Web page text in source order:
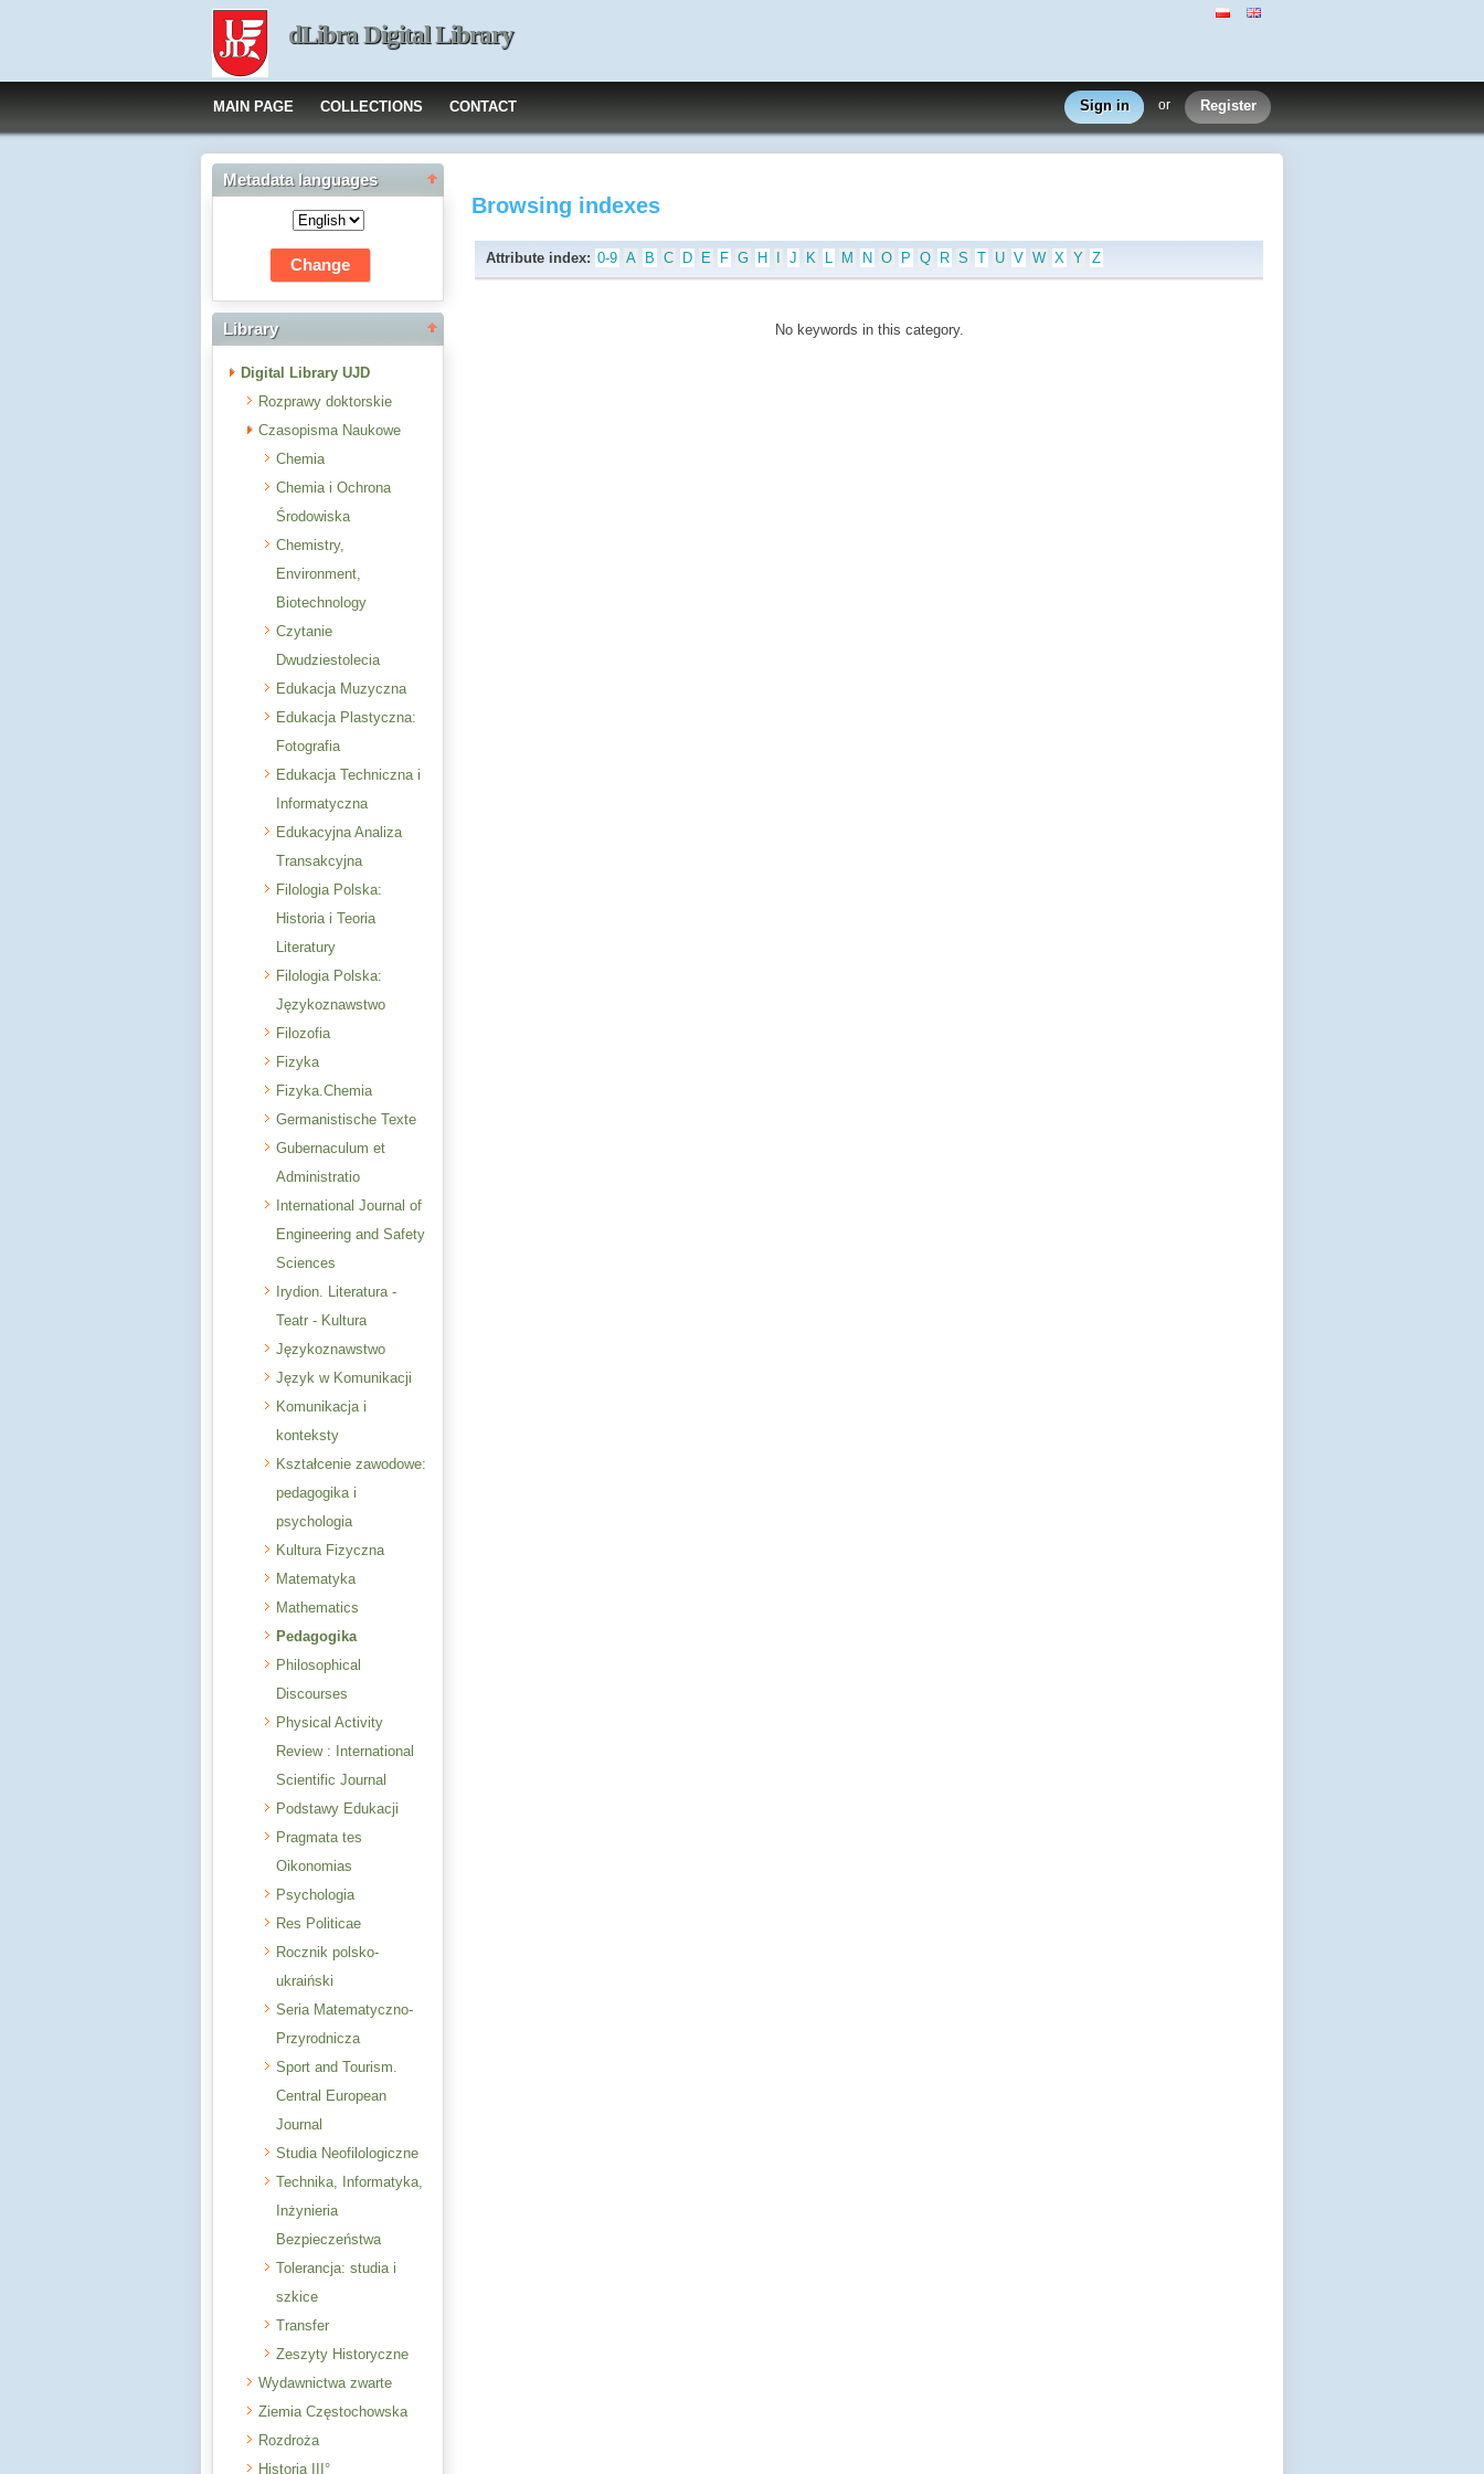
dLibra Digital Library
MAIN PAGE COLLECTIONS CONTACT Sign in or Register
Metadata languages
Library
Digital Library UJD
Rozprawy doktorskie
Czasopisma Naukowe
Chemia
Chemia i Ochrona
Środowiska
Chemistry,
Environment,
Biotechnology
Czytanie
Dwudziestolecia
Edukacja Muzyczna
Edukacja Plastyczna:
Fotografia
Edukacja Techniczna i
Informatyczna
Edukacyjna Analiza
Transakcyjna
Filologia Polska:
Historia i Teoria
Literatury
Filologia Polska:
Językoznawstwo
Filozofia
Fizyka
Fizyka.Chemia
Germanistische Texte
Gubernaculum et
Administratio
International Journal of
Engineering and Safety
Sciences
Irydion. Literatura -
Teatr - Kultura
Językoznawstwo
Język w Komunikacji
Komunikacja i
konteksty
Kształcenie zawodowe:
pedagogika i
psychologia
Kultura Fizyczna
Matematyka
Mathematics
Pedagogika
Philosophical
Discourses
Physical Activity
Review : International
Scientific Journal
Podstawy Edukacji
Pragmata tes
Oikonomias
Psychologia
Res Politicae
Rocznik polsko-
ukraiński
Seria Matematyczno-
Przyrodnicza
Sport and Tourism.
Central European
Journal
Studia Neofilologiczne
Technika, Informatyka,
Inżynieria
Bezpieczeństwa
Tolerancja: studia i
szkice
Transfer
Zeszyty Historyczne
Wydawnictwa zwarte
Ziemia Częstochowska
Rozdroża
Historia III°
Browsing indexes
Attribute index: 0-9 A B C D E F G H J K L M N O P Q R S T U V W X Y Z
No keywords in this category.